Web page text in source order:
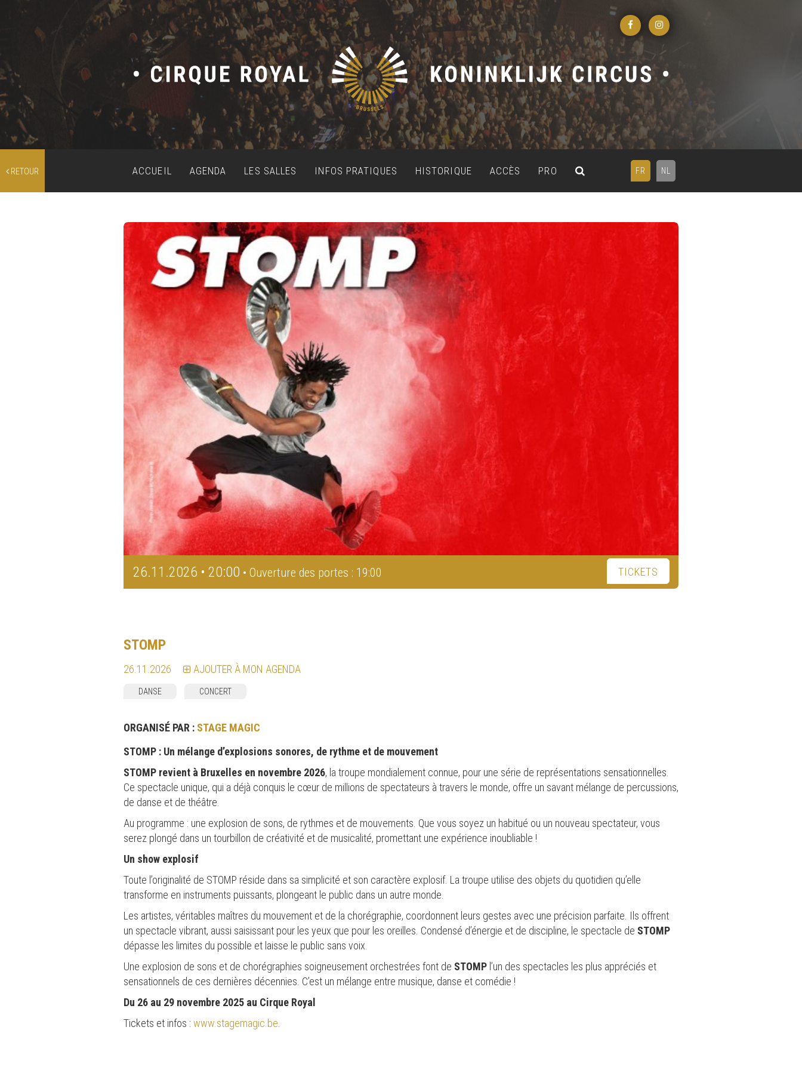
RETOUR FR NL
ACCUEIL AGENDA LES SALLES INFOS PRATIQUES HISTORIQUE ACCÈS PRO
26.11.2026 • 20:00 • Ouverture des portes : 19:00 TICKETS
STOMP
26.11.2026 AJOUTER À MON AGENDA
DANSE CONCERT
ORGANISÉ PAR : STAGE MAGIC
STOMP : Un mélange d’explosions sonores, de rythme et de mouvement
STOMP revient à Bruxelles en novembre 2026, la troupe mondialement connue, pour une série de représentations sensationnelles.
Ce spectacle unique, qui a déjà conquis le cœur de millions de spectateurs à travers le monde, offre un savant mélange de percussions,
de danse et de théâtre.
Au programme : une explosion de sons, de rythmes et de mouvements. Que vous soyez un habitué ou un nouveau spectateur, vous
serez plongé dans un tourbillon de créativité et de musicalité, promettant une expérience inoubliable !
Un show explosif
Toute l’originalité de STOMP réside dans sa simplicité et son caractère explosif. La troupe utilise des objets du quotidien qu’elle
transforme en instruments puissants, plongeant le public dans un autre monde.
Les artistes, véritables maîtres du mouvement et de la chorégraphie, coordonnent leurs gestes avec une précision parfaite. Ils offrent
un spectacle vibrant, aussi saisissant pour les yeux que pour les oreilles. Condensé d’énergie et de discipline, le spectacle de STOMP
dépasse les limites du possible et laisse le public sans voix.
Une explosion de sons et de chorégraphies soigneusement orchestrées font de STOMP l’un des spectacles les plus appréciés et
sensationnels de ces dernières décennies. C’est un mélange entre musique, danse et comédie !
Du 26 au 29 novembre 2025 au Cirque Royal
Tickets et infos : www.stagemagic.be